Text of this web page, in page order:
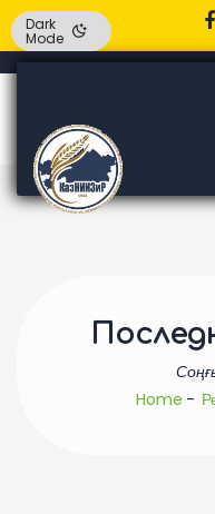
Home
Dark
Mode